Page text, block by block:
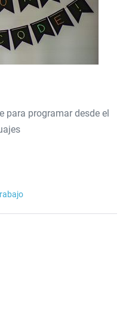
para programar desde el